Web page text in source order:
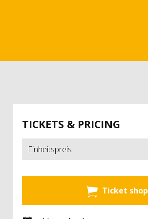
TICKETS & PRICING
Einheitspreis
Ticket shop